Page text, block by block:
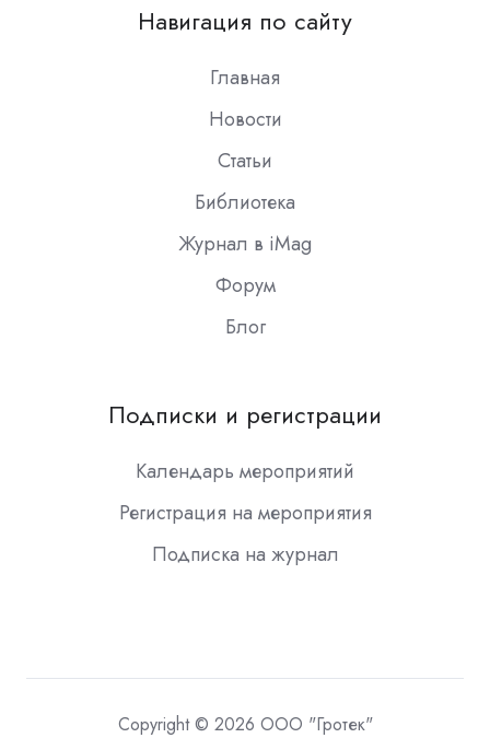
Slack
Навигация по сайту
Главная
Новости
Статьи
Библиотека
Журнал в iMag
Форум
Блог
Подписки и регистрации
Календарь мероприятий
Регистрация на мероприятия
Подписка на журнал
Copyright © 2026 ООО "Гротек"